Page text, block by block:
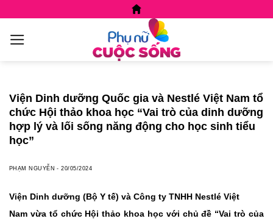
content
Viện Dinh dưỡng Quốc gia và Nestlé Việt Nam tổ
chức Hội thảo khoa học “Vai trò của dinh dưỡng
hợp lý và lối sống năng động cho học sinh tiểu
học”
PHẠM NGUYỄN -20/05/2024
Viện Dinh dưỡng (Bộ Y tế) và Công ty TNHH Nestlé Việt
Nam vừa tổ chức Hội thảo khoa học với chủ đề “Vai trò của